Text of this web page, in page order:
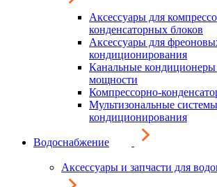
Аксессуары для
конденсаторных блоков
Аксессуары для
кондиционирования
Канальные
мощности
Компрессорно-
Мультизональные системы
кондиционирования
Водоснабжение
Аксессуары и запчасти для